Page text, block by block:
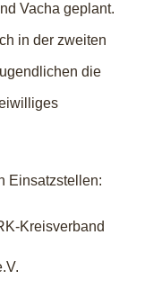
Vacha geplant.
in der zweiten
die
Einsatzstellen:
Kreisverband